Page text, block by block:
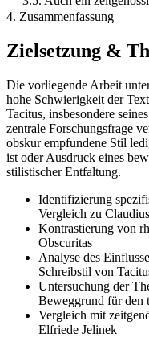
4. Zusammenfassung
Zielsetzung &
Die vorliegende Arbeit
hohe Schwierigkeit der
Tacitus, insbesondere
zentrale Forschungsfrage
obskur empfundene Stil
ist oder Ausdruck eines
stilistischer Entfaltung.
Identifizierung
Vergleich zu Claudius
Kontrastierung von
Obscuritas
Analyse des
Schreibstil von
Untersuchung der
Beweggrund für den
Vergleich mit
Elfriede Jelinek